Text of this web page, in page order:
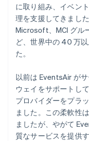
に取り組み、イベン
理を支援してきまし
Microsoft、MCI グル
ど、世界中の 40 万
た。
以前は EventsAir が
ウェイをサポートし
プロバイダーをプラ
ました。この柔軟性
ましたが、やがて
質なサービスを提供